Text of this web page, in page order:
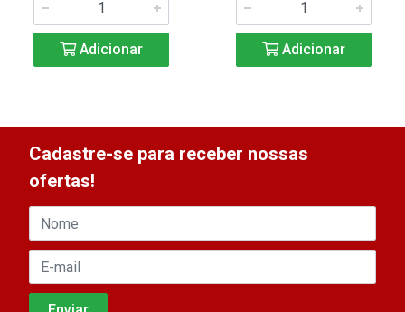
Adicionar Adicionar
Cadastre-se para receber nossas
ofertas!